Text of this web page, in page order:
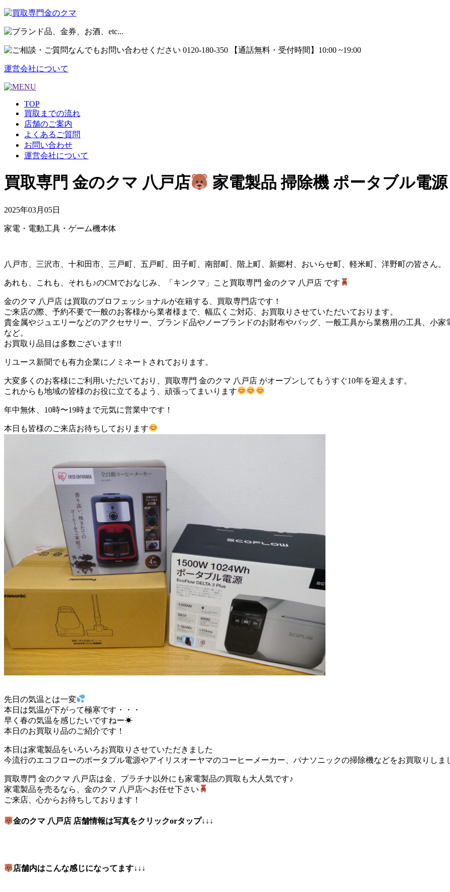
運営会社について
TOP
買取までの流れ
店舗のご案内
よくあるご質問
お問い合わせ
運営会社について
買取専門 金のクマ 八戸店 家電製品 掃除機 ポータブル電
2025年03月05日
家電・電動工具・ゲーム機本体
八戸市、三沢市、十和田市、三戸町、五戸町、田子町、南部町、階上町、新郷村、おいらせ町、軽米町、洋野町の皆さん。
あれも、これも、それも♪のCMでおなじみ、「キンクマ」こと買取専門 金のクマ 八戸店 です
金のクマ 八戸店 は買取のプロフェッショナルが在籍する、買取専門店です！
ご来店の際、予約不要で一般のお客様から業者様まで、幅広くご対応、お買取りさせていただいております。
貴金属やジュエリーなどのアクセサリー、ブランド品やノーブランドのお財布やバッグ、一般工具から業務用の工具、小
など。
お買取り品目は多数ございます!!
リユース新聞でも有力企業にノミネートされております。
大変多くのお客様にご利用いただいており、買取専門 金のクマ 八戸店 がオープンしてもうすぐ10年を迎えます。
これからも地域の皆様のお役に立てるよう、頑張ってまいります
年中無休、10時〜19時まで元気に営業中です！
本日も皆様のご来店お待ちしております
先日の気温とは一変
本日は気温が下がって極寒です・・・
早く春の気温を感じたいですねー☀
本日のお買取り品のご紹介です！
本日は家電製品をいろいろお買取りさせていただきました
今流行のエコフローのポータブル電源やアイリスオーヤマのコーヒーメーカー、パナソニックの掃除機などをお買取りしま
買取専門 金のクマ 八戸店は金、プラチナ以外にも家電製品の買取も大人気です♪
家電製品を売るなら、金のクマ 八戸店へお任せ下さい
ご来店、心からお待ちしております！
金のクマ 八戸店 店舗情報は写真をクリックorタップ↓↓↓
店舗内はこんな感じになってます↓↓↓